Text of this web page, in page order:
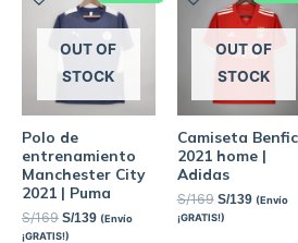
OUT OF
STOCK
Polo de
entrenamiento
Manchester City
2021 | Puma
S/169 S/139 (Envío
¡GRATIS!)
OUT OF
STOCK
Camiseta
2021 home |
Adidas
S/169 S/139 (Envío
¡GRATIS!)